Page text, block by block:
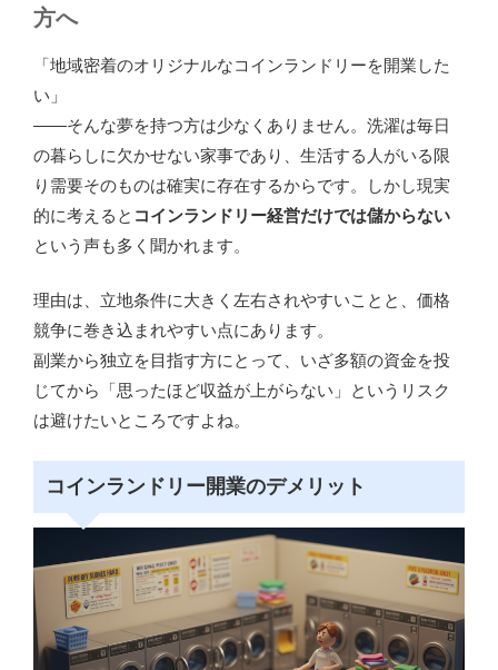
方へ
「地域密着のオリジナルなコインランドリーを開業した
い」
――そんな夢を持つ方は少なくありません。洗濯は毎日
の暮らしに欠かせない家事であり、生活する人がいる限
り需要そのものは確実に存在するからです。しかし現実
的に考えると コインランドリー経営だけでは儲からない
という声も多く聞かれます。
理由は、立地条件に大きく左右されやすいことと、価格
競争に巻き込まれやすい点にあります。
副業から独立を目指す方にとって、いざ多額の資金を投
じてから「思ったほど収益が上がらない」というリスク
は避けたいところですよね。
コインランドリー開業のデメリット